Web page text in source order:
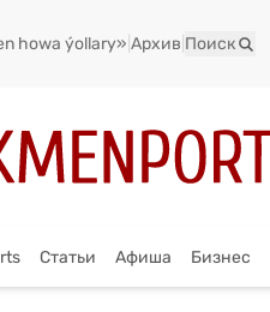
howa ýollary» Архив Поиск
Статьи Афиша Бизнес